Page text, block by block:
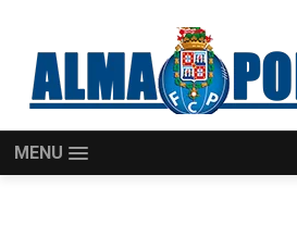
MENU